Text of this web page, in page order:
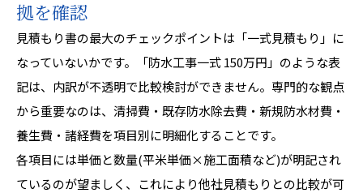
拠を確認
見積もり書の最大のチェックポイントは「一式見積もり」に
なっていないかです。「防水工事一式 150万円」のような表
記は、内訳が不透明で比較検討ができません。専門的な観点
から重要なのは、清掃費・既存防水除去費・新規防水材費・
養生費・諸経費を項目別に明細化することです。
各項目には単価と数量(平米単価×施工面積など)が明記され
ているのが望ましく、これにより他社見積もりとの比較が可